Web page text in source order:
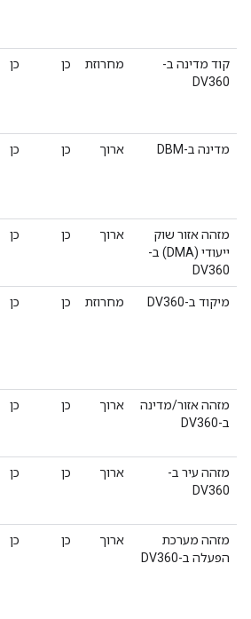
קוד מדינה ב-
DV360
מחרוזת כן כן
מדינה ב-DBM ארוך כן כן
מזהה אזור שוק
ייעודי (DMA) ב-
DV360
ארוך כן כן
מיקוד ב-DV360 מחרוזת כן כן
מזהה אזור/מדינה
ב-DV360
ארוך כן כן
מזהה עיר ב-
DV360
ארוך כן כן
מזהה מערכת
הפעלה ב-DV360
ארוך כן כן